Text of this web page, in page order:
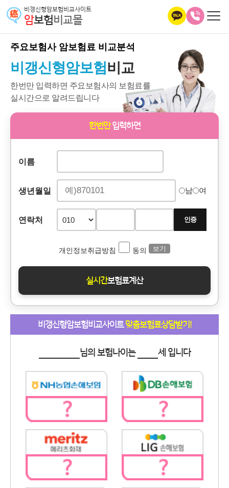
비갱신형암보험비교사이트
암보험비교몰
주요보험사암보험료 비교분석
비갱신형암보험비교
한번만 입력하면 주요보험사의 보험료를
실시간으로 알려드립니다
한번만입력하면
이름
생년월일 남 여
연락처 인증
개인정보취급방침 동의 보기
실시간보험료계산
비갱신형암보험비교사이트맞춤보험료상담받기!
님의 보험나이는 세 입니다